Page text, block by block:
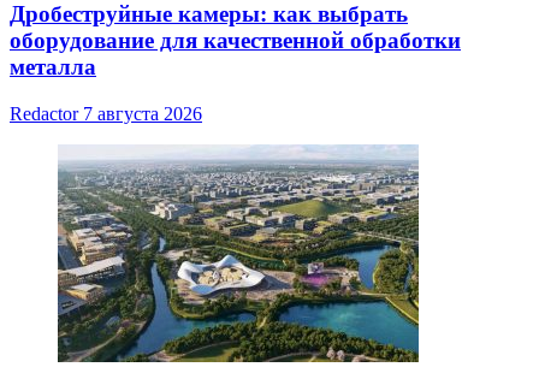
Дробеструйные камеры: как выбрать
оборудование для качественной обработки
металла
Redactor 7 августа 2026